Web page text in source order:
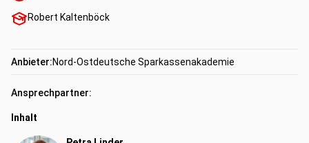
Robert Kaltenböck
Anbieter:Nord-Ostdeutsche Sparkassenakademie
Ansprechpartner:
Inhalt